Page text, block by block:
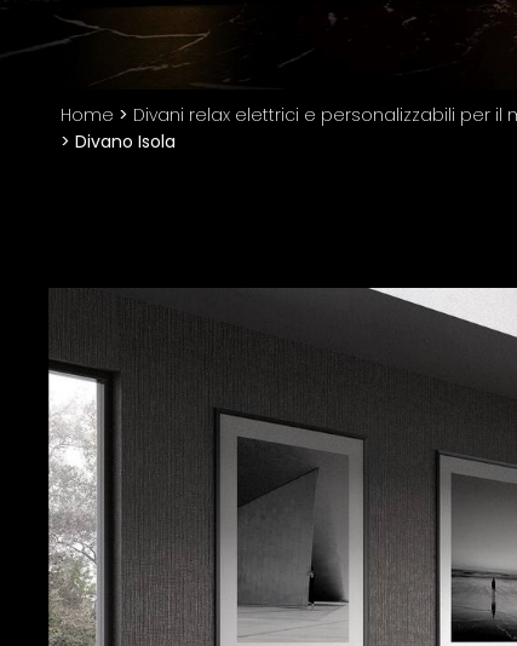
Home > Divani relax elettrici e personalizzabili per il
> Divano Isola